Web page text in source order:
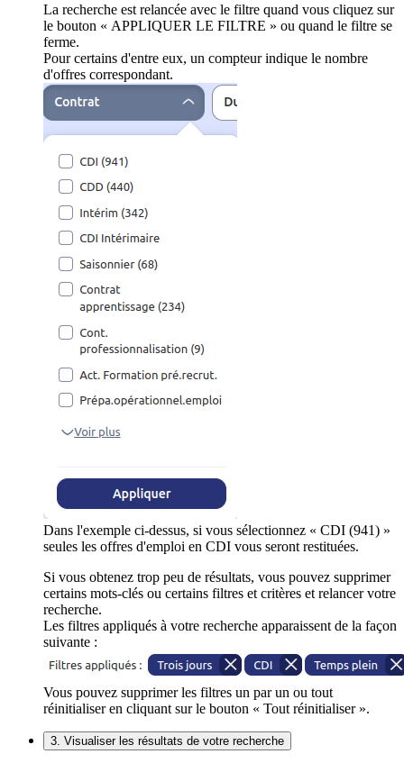
La recherche est relancée avec le filtre quand vous cliquez sur
le bouton « APPLIQUER LE FILTRE » ou quand le filtre se
ferme.
Pour certains d'entre eux, un compteur indique le nombre
d'offres correspondant.
Dans l'exemple ci-dessus, si vous sélectionnez « CDI (941) »
seules les offres d'emploi en CDI vous seront restituées.
Si vous obtenez trop peu de résultats, vous pouvez supprimer
certains mots-clés ou certains filtres et critères et relancer votre
recherche.
Les filtres appliqués à votre recherche apparaissent de la façon
suivante :
Vous pouvez supprimer les filtres un par un ou tout
réinitialiser en cliquant sur le bouton « Tout réinitialiser ».
3. Visualiser les résultats de votre recherche